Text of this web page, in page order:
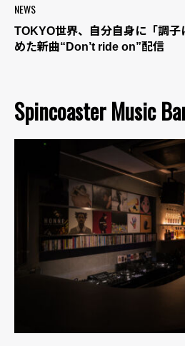
NEWS
TOKYO世界、自分自身に「調
めた新曲“Don’t ride on”配信
Spincoaster Music